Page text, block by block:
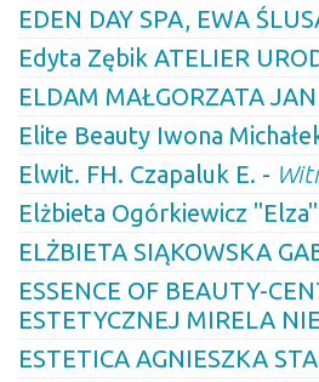
EDEN DAY SPA, EWA
Edyta Zębik ATELIER
ELDAM MAŁGORZATA
Elite Beauty Iwona
Elwit. FH. Czapaluk E. -
Elżbieta Ogórkiewicz
ELŻBIETA SIĄKOWSKA
ESSENCE OF BEAUTY-
ESTETYCZNEJ MIRELA
ESTETICA AGNIESZKA